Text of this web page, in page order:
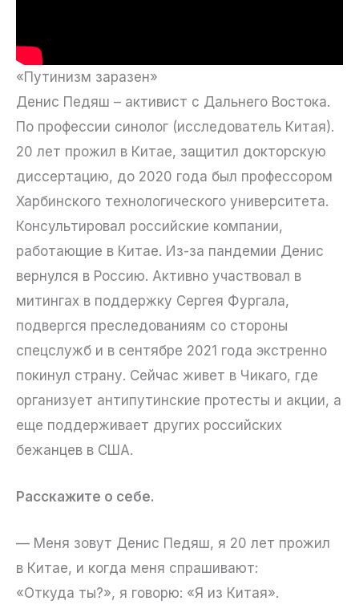
«Путинизм заразен»
Денис Педяш – активист с Дальнего Востока.
По профессии синолог (исследователь Китая).
20 лет прожил в Китае, защитил докторскую
диссертацию, до 2020 года был профессором
Харбинского технологического университета.
Консультировал российские компании,
работающие в Китае. Из-за пандемии Денис
вернулся в Россию. Активно участвовал в
митингах в поддержку Сергея Фургала,
подвергся преследованиям со стороны
спецслужб и в сентябре 2021 года экстренно
покинул страну. Сейчас живет в Чикаго, где
организует антипутинские протесты и акции, а
еще поддерживает других российских
бежанцев в США.
Расскажите о себе.
— Меня зовут Денис Педяш, я 20 лет прожил
в Китае, и когда меня спрашивают:
«Откуда ты?», я говорю: «Я из Китая».